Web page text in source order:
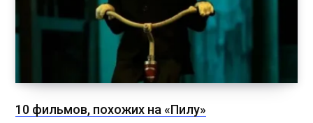
10 фильмов, похожих на «Пилу»